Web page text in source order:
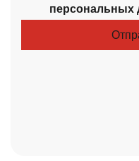
персональных